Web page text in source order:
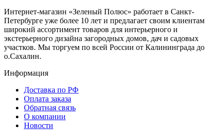
Интернет-магазин «Зеленый Полюс» работает в Санкт-
Петербурге уже более 10 лет и предлагает своим клиентам
широкий ассортимент товаров для интерьерного и
экстерьерного дизайна загородных домов, дач и садовых
участков. Мы торгуем по всей России от Калининграда до
о.Сахалин.
Информация
Доставка по РФ
Оплата заказа
Обратная связь
О компании
Новости